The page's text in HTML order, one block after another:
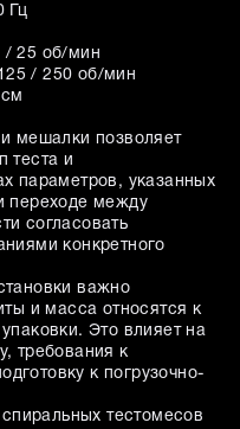
Гц
/ 25 об/мин
/ 250 об/мин
мешалки позволяет
теста и
параметров, указанных
переходе между
согласовать
конкретного
важно
и масса относятся к
Это влияет на
требования к
к погрузочно-
тестомесов